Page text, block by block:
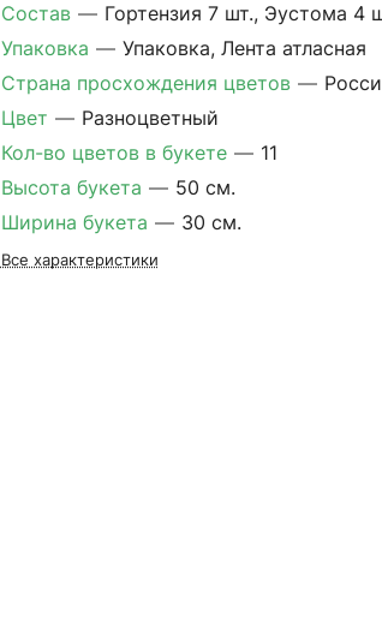
Состав — Гортензия 7 шт., Эустома 4
Упаковка — Упаковка, Лента атласная
Страна просхождения цветов —
Цвет — Разноцветный
Кол-во цветов в букете — 11
Высота букета — 50 см.
Ширина букета — 30 см.
Все характеристики